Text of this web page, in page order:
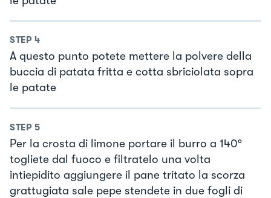
STEP 4
A questo punto potete mettere la polvere della
buccia di patata fritta e cotta sbriciolata sopra
le patate
STEP 5
Per la crosta di limone portare il burro a 140°
togliete dal fuoco e filtratelo una volta
intiepidito aggiungere il pane tritato la scorza
grattugiata sale pepe stendete in due fogli di